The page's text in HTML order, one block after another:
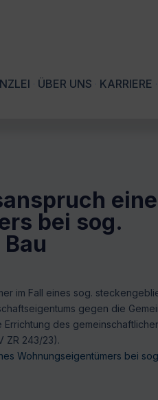
ÜBER UNS KARRIERE
bei sog.
im Fall eines sog.
gegen die
des
ZR 243/23).
Wohnungseigentümers bei